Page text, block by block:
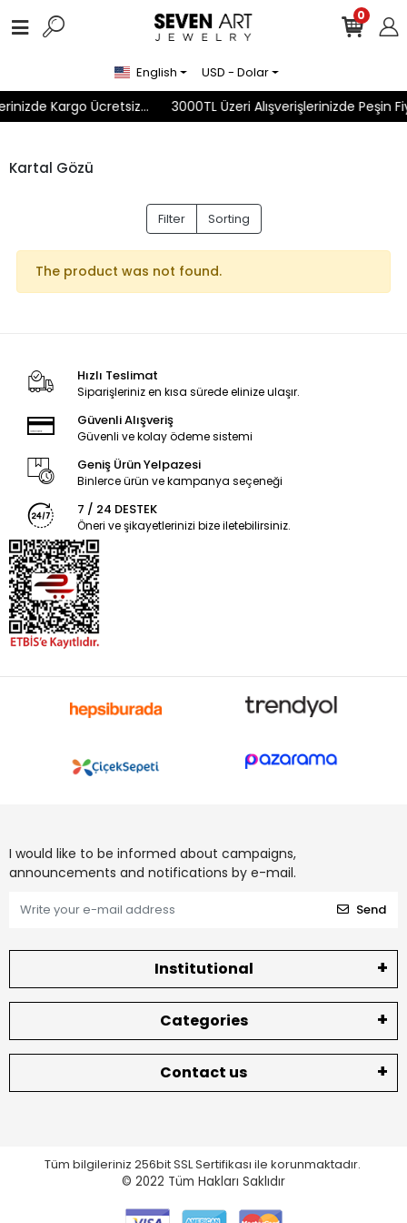
Kargo Ücretsiz... 3000TL Üzeri Alışverişlerinizde Peşin
0
English USD - Dolar
Kartal Gözü
Filter Sorting
The product was not found.
Hızlı Teslimat
Siparişleriniz en kısa sürede elinize ulaşır.
Güvenli Alışveriş
Güvenli ve kolay ödeme sistemi
Geniş Ürün Yelpazesi
Binlerce ürün ve kampanya seçeneği
7 / 24 DESTEK
Öneri ve şikayetlerinizi bize iletebilirsiniz.
I would like to be informed about campaigns,
announcements and notifications by e-mail.
Send
Institutional
Categories
Contact us
Tüm bilgileriniz 256bit SSL Sertifikası ile korunmaktadır.
© 2022 Tüm Hakları Saklıdır